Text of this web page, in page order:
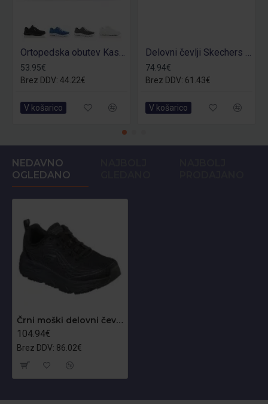
Ortopedska obutev Kassie O1
53.95€
Brez DDV: 44.22€
V košarico
Delovni čevlji Skechers Squad OB
74.94€
Brez DDV: 61.43€
V košarico
NEDAVNO
OGLEDANO
Črni moški delovni čevlji Skechers Max Cushioning Elite OB
104.94€
Brez DDV: 86.02€